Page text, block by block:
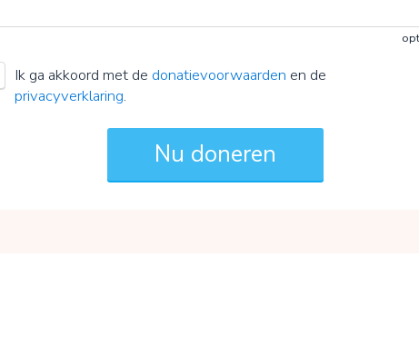
Ik ga akkoord met de donatievoorwaarden en de
privacyverklaring.